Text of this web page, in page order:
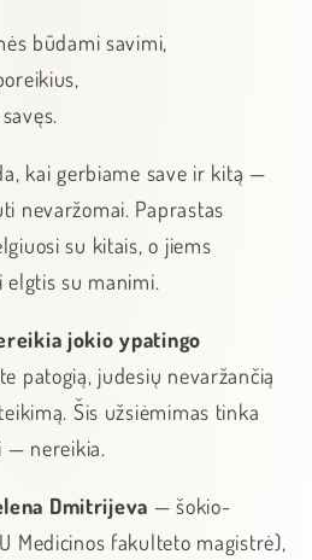
būdami savimi,
kai gerbiame save ir kitą —
nevaržomai. Paprastas
su kitais, o jiems
su manimi.
jokio ypatingo
patogią, judesių nevaržančią
Šis užsiėmimas tinka
— nereikia.
Dmitrijeva — šokio-
Medicinos fakulteto magistrė),